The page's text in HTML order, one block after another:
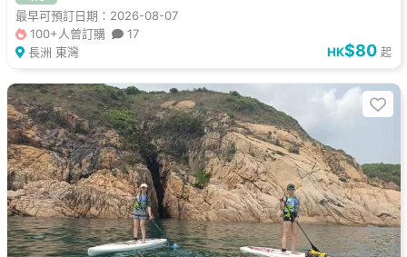
最早可預訂日期：2026-08-07
100+人曾訂購
17
長洲 東灣
HK$80 起